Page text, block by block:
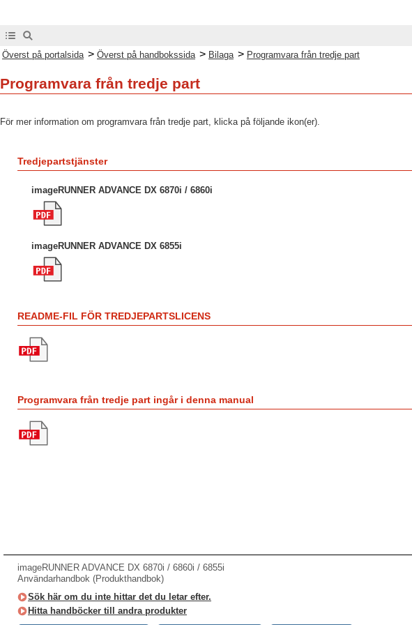
Överst på portalsida > Överst på handbokssida > Bilaga > Programvara från tredje part
Programvara från tredje part
För mer information om programvara från tredje part, klicka på följande ikon(er).
Tredjepartstjänster
imageRUNNER ADVANCE DX 6870i / 6860i
imageRUNNER ADVANCE DX 6855i
README-FIL FÖR TREDJEPARTSLICENS
Programvara från tredje part ingår i denna manual
imageRUNNER ADVANCE DX 6870i / 6860i / 6855i
Användarhandbok (Produkthandbok)
Sök här om du inte hittar det du letar efter.
Hitta handböcker till andra produkter